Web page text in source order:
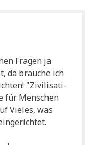
Fra­gen ja
da brau­che ich
"Zivi­li­sa­ti­
für Men­schen
Vie­les, was